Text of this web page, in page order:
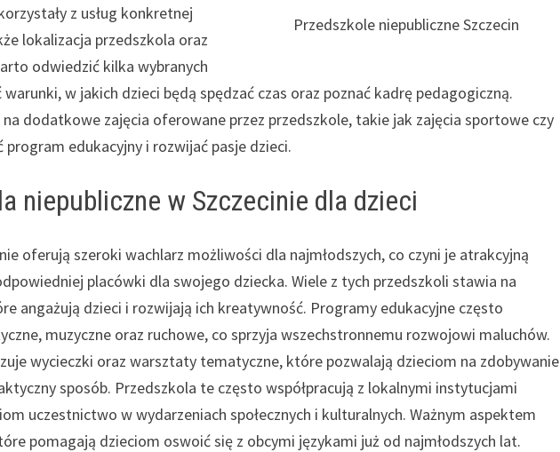
Przedszkole niepubliczne Szczecin
z usług konkretnej
lokalizacja przedszkola oraz
odwiedzić kilka wybranych
w jakich dzieci będą spędzać czas oraz poznać kadrę pedagogiczną.
dodatkowe zajęcia oferowane przez przedszkole, takie jak zajęcia sportowe czy
edukacyjny i rozwijać pasje dzieci.
niepubliczne w Szczecinie dla dzieci
oferują szeroki wachlarz możliwości dla najmłodszych, co czyni je atrakcyjną
placówki dla swojego dziecka. Wiele z tych przedszkoli stawia na
angażują dzieci i rozwijają ich kreatywność. Programy edukacyjne często
muzyczne oraz ruchowe, co sprzyja wszechstronnemu rozwojowi maluchów.
wycieczki oraz warsztaty tematyczne, które pozwalają dzieciom na zdobywanie
sposób. Przedszkola te często współpracują z lokalnymi instytucjami
uczestnictwo w wydarzeniach społecznych i kulturalnych. Ważnym aspektem
pomagają dzieciom oswoić się z obcymi językami już od najmłodszych lat.